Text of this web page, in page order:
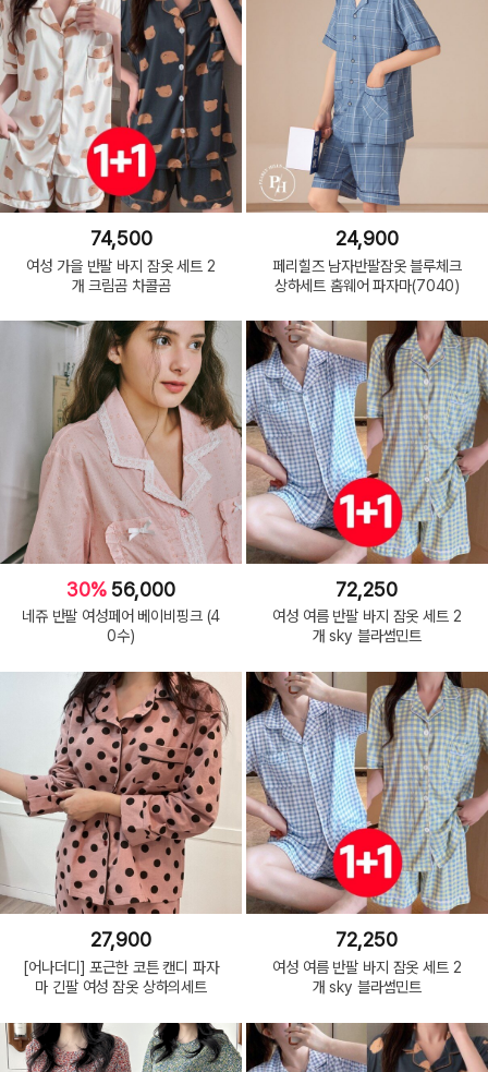
74,500
여성 가을 반팔 바지 잠옷 세트 2
개 크림곰 차콜곰
24,900
페리힐즈 남자반팔잠옷 블루체크
상하세트 홈웨어 파자마(7040)
30% 56,000
네쥬 반팔 여성페어 베이비핑크 (4
0수)
72,250
여성 여름 반팔 바지 잠옷 세트 2
개 sky 블라썸민트
27,900
[어나더디] 포근한 코튼 캔디 파자
마 긴팔 여성 잠옷 상하의세트
72,250
여성 여름 반팔 바지 잠옷 세트 2
개 sky 블라썸민트